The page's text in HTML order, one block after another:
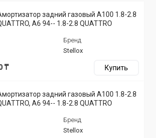
задний газовый A100 1.8-2.8
A6 94-- 1.8-2.8 QUATTRO
Бренд
Stellox
₸ Купить
задний газовый A100 1.8-2.8
A6 94-- 1.8-2.8 QUATTRO
Бренд
Stellox